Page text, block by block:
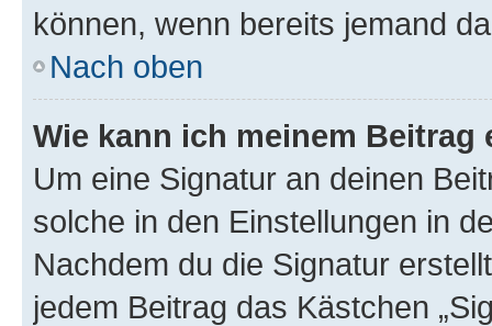
können, wenn bereits jemand
Nach oben
Wie kann ich meinem
Um eine Signatur an deinen
solche in den Einstellungen in
Nachdem du die Signatur
jedem Beitrag das Kästchen